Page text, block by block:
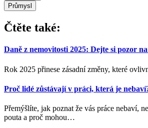
Průmysl
Čtěte také:
Daně z nemovitosti 2025: Dejte si pozor
Rok 2025 přinese zásadní změny, které
Proč lidé zůstávají v práci, která je
Přemýšlíte, jak poznat že vás práce nebaví,
pouta a proč mohou…